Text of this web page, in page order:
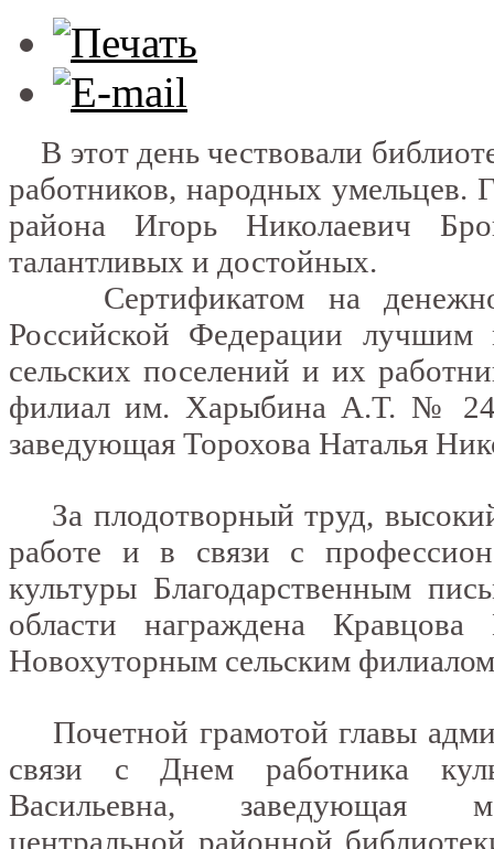
В этот день чествовали
работников, народных умельцев.
района Игорь Николаевич
талантливых и достойных.
Сертификатом на денежное
Российской Федерации лучшим
сельских поселений и их
филиал им. Харыбина А.Т. №
заведующая Торохова Наталья
За плодотворный труд,
работе и в связи с
культуры Благодарственным
области награждена
Новохуторным сельским
Почетной грамотой главы
связи с Днем работника
Васильевна, заведующая
центральной районной